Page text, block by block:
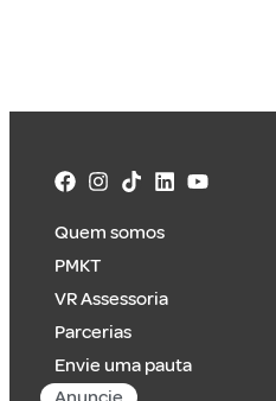
Quem somos
PMKT
VR Assessoria
Parcerias
Envie uma pauta